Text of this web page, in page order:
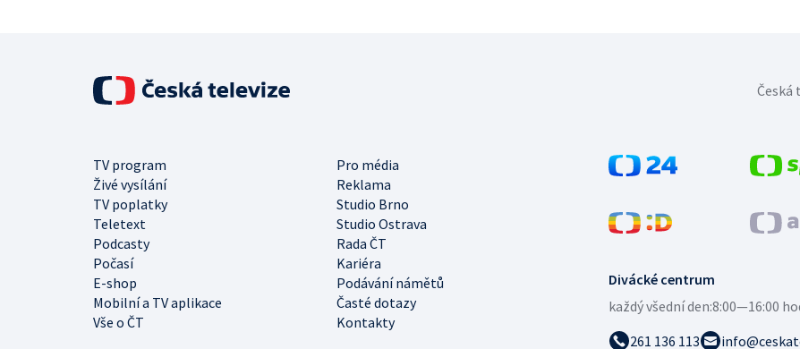
Divácké centrum
každý všední den:8:00—16:00
261 136 113
TV program
Pro média
Živé vysílání
Reklama
TV poplatky
Studio Brno
Teletext
Studio Ostrava
Podcasty
Rada ČT
Počasí
Kariéra
E-shop
Podávání námětů
Mobilní a TV aplikace
Časté dotazy
Vše o ČT
Kontakty
Česká